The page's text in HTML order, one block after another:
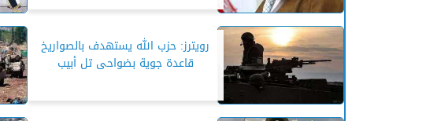
رويترز: حزب الله يستهدف بالصواريخ
قاعدة جوية بضواحى تل أبيب